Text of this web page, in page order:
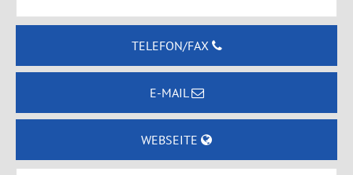
TELEFON/FAX
E-MAIL
WEBSEITE